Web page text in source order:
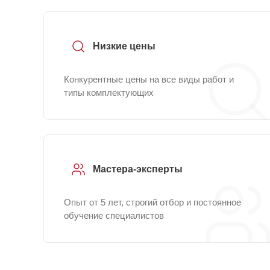
Низкие цены
Конкурентные цены на все виды работ и
типы комплектующих
Мастера-эксперты
Опыт от 5 лет, строгий отбор и постоянное
обучение специалистов